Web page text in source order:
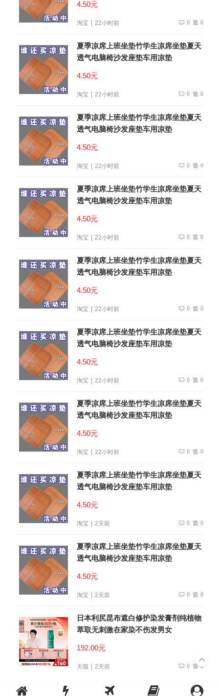
4.50元
淘宝 22小时前 0 0
夏季凉席上班坐垫竹学生凉席坐垫夏天
透气电脑椅沙发座垫车用凉垫
4.50元
淘宝 22小时前 0 0
夏季凉席上班坐垫竹学生凉席坐垫夏天
透气电脑椅沙发座垫车用凉垫
4.50元
淘宝 22小时前 0 0
夏季凉席上班坐垫竹学生凉席坐垫夏天
透气电脑椅沙发座垫车用凉垫
4.50元
淘宝 22小时前 0 0
夏季凉席上班坐垫竹学生凉席坐垫夏天
透气电脑椅沙发座垫车用凉垫
4.50元
淘宝 22小时前 0 0
夏季凉席上班坐垫竹学生凉席坐垫夏天
透气电脑椅沙发座垫车用凉垫
4.50元
淘宝 22小时前 0 0
夏季凉席上班坐垫竹学生凉席坐垫夏天
透气电脑椅沙发座垫车用凉垫
4.50元
淘宝 22小时前 0 0
夏季凉席上班坐垫竹学生凉席坐垫夏天
透气电脑椅沙发座垫车用凉垫
4.50元
淘宝 2天前 0 0
夏季凉席上班坐垫竹学生凉席坐垫夏天
透气电脑椅沙发座垫车用凉垫
4.50元
淘宝 2天前 0 0
日本利尻昆布遮白修护染发膏剂纯植物
萃取无刺激在家染不伤发男女
192.00元
天猫 2天前 0 0